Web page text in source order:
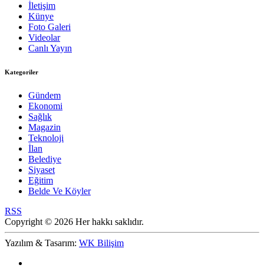
İletişim
Künye
Foto Galeri
Videolar
Canlı Yayın
Kategoriler
Gündem
Ekonomi
Sağlık
Magazin
Teknoloji
İlan
Belediye
Siyaset
Eğitim
Belde Ve Köyler
RSS
Copyright © 2026 Her hakkı saklıdır.
Yazılım & Tasarım: WK Bilişim